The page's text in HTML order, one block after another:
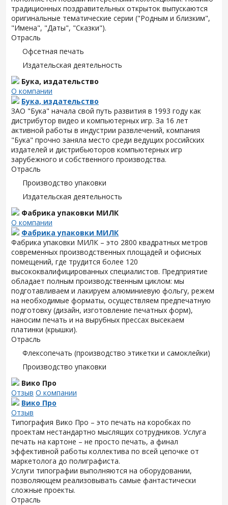
традиционных поздравительных открыток выпускаются
оригинальные тематические серии ("Родным и близким",
"Имена", "Даты", "Сказки").
Отрасль
Офсетная печать
Издательская деятельность
Бука, издательство
О компании
Бука, издательство
ЗАО "Бука" начала свой путь развития в 1993 году как
дистрибутор видео и компьютерных игр. За 16 лет
активной работы в индустрии развлечений, компания
"Бука" прочно заняла место среди ведущих российских
издателей и дистрибьюторов компьютерных игр
зарубежного и собственного производства.
Отрасль
Производство упаковки
Издательская деятельность
Фабрика упаковки МИЛК
О компании
Фабрика упаковки МИЛК
Фабрика упаковки МИЛК – это 2800 квадратных метров
современных производственных площадей и офисных
помещений, где трудится более 120
высококвалифицированных специалистов. Предприятие
обладает полным производственным циклом: мы
подготавливаем и лакируем алюминиевую фольгу, режем
на необходимые форматы, осуществляем предпечатную
подготовку (дизайн, изготовление печатных форм),
наносим печать и на вырубных прессах высекаем
платинки (крышки).
Отрасль
Флексопечать (производство этикетки и самоклейки)
Производство упаковки
Вико Про
Отзыв О компании
Вико Про
Отзыв
Типография Вико Про – это печать на коробках по
проектам нестандартно мыслящих сотрудников. Услуга
печать на картоне – не просто печать, а финал
эффективной работы коллектива по всей цепочке от
маркетолога до полиграфиста.
Услуги типографии выполняются на оборудовании,
позволяющем реализовывать самые фантастически
сложные проекты.
Отрасль